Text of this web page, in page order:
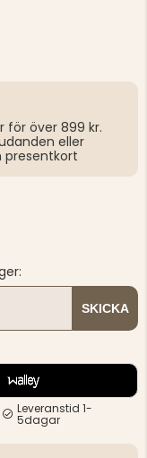
för över 899 kr.
eller
presentkort
SKICKA
Leveranstid 1-
5dagar